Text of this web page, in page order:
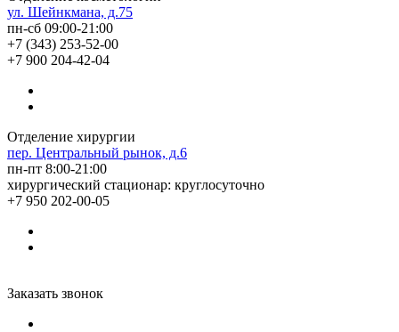
ул. Шейнкмана, д.75
пн-сб 09:00-21:00
+7 (343) 253-52-00
+7 900 204-42-04
Отделение хирургии
пер. Центральный рынок, д.6
пн-пт 8:00-21:00
хирургический стационар: круглосуточно
+7 950 202-00-05
Заказать звонок